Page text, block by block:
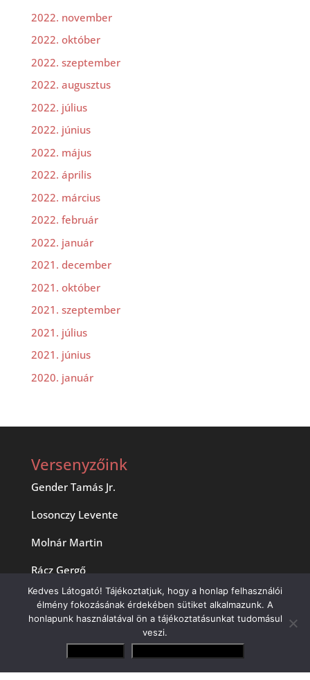
2022. november
2022. október
2022. szeptember
2022. augusztus
2022. július
2022. június
2022. május
2022. április
2022. március
2022. február
2022. január
2021. december
2021. október
2021. szeptember
2021. július
2021. június
2020. január
Versenyzőink
Gender Tamás Jr.
Losonczy Levente
Molnár Martin
Rácz Gergő
Zsigovits Norbert
Kedves Látogató! Tájékoztatjuk, hogy a honlap felhasználói
élmény fokozásának érdekében sütiket alkalmazunk. A
honlapunk használatával ön a tájékoztatásunkat tudomásul
veszi.